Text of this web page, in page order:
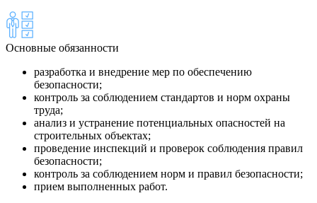
Основные обязанности
разработка и внедрение мер по обеспечению
безопасности;
контроль за соблюдением стандартов и норм охраны
труда;
анализ и устранение потенциальных опасностей на
строительных объектах;
проведение инспекций и проверок соблюдения правил
безопасности;
контроль за соблюдением норм и правил безопасности;
прием выполненных работ.